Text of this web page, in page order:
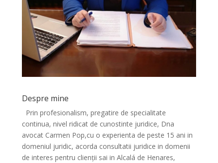
Despre mine
Prin profesionalism, pregatire de specialitate
continua, nivel ridicat de cunostinte juridice, Dna
avocat Carmen Pop,cu o experienta de peste 15 ani in
domeniul juridic, acorda consultatii juridice in domenii
de interes pentru clienții sai in Alcalá de Henares,